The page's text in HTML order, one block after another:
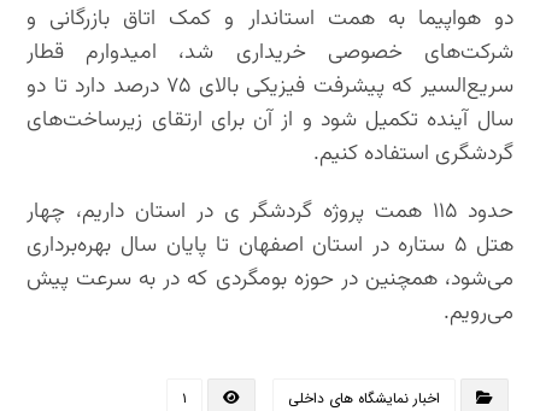
️دو هواپیما به همت استاندار و کمک اتاق بازرگانی و
شرکت‌های خصوصی خریداری شد، امیدوارم قطار
سریع‌السیر که پیشرفت فیزیکی بالای ۷۵ درصد دارد تا دو
سال آینده تکمیل شود و از آن برای ارتقای زیرساخت‌های
گردشگری استفاده کنیم.
️حدود ۱۱۵ همت پروژه گردشگر ی در‌ استان داریم، چهار
هتل ۵ ستاره در استان اصفهان تا پایان سال بهره‌برداری‌
می‌شود، همچنین در حوزه بومگردی که در به سرعت پیش
می‌رویم‌.
اخبار نمایشگاه های داخلی ۱